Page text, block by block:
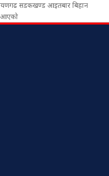
सडकखण्ड आइतबार बिहान
आएको